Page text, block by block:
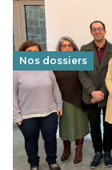
Nos dossiers
Éducation au
franco-
29 juin 2026-
Cette année,